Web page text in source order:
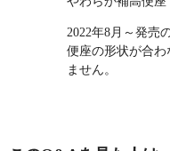
2022年8月～発売
便座の形状が合わ
ません。